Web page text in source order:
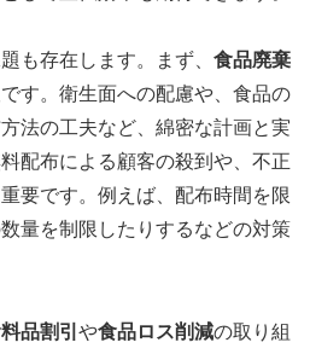
も存在します。まず、 食品廃棄
す。衛生面への配慮や、食品の
法の工夫など、綿密な計画と実
配布による顧客の殺到や、不正
要です。例えば、配布時間を限
量を制限したりするなどの対策
品割引 や食品ロス削減の取り組